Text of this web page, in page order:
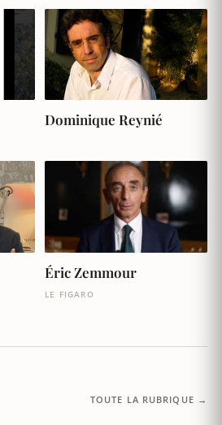
Dominique Reynié
Éric Zemmour
LE FIGARO
TOUTE LA RUBRIQUE →